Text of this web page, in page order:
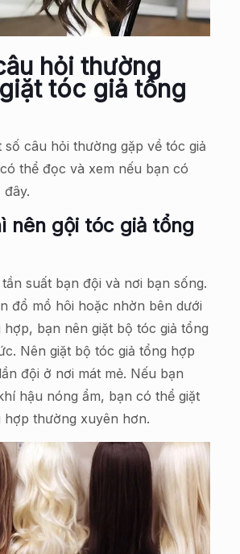
hỏi thường
tóc giả tổng
số câu hỏi thường gặp về tóc giả
thể đọc và xem nếu bạn có
nên gội tóc giả tổng
suất bạn đội và nơi bạn sống.
đổ mồ hôi hoặc nhờn bên dưới
hợp, bạn nên giặt bộ tóc giả tổng
Nên giặt bộ tóc giả tổng hợp
đội ở nơi mát mẻ. Nếu bạn
hậu nóng ẩm, bạn có thể giặt
hợp thường xuyên hơn.